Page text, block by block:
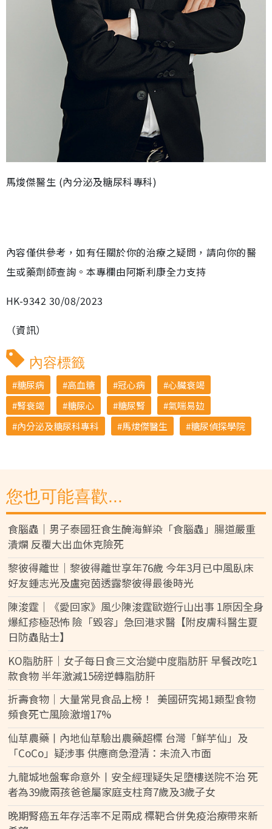
馬焌傑醫生 (內分泌及糖尿科專科)
內容僅供參考，如有任關於你的治療之疑問，請向你的醫
生或藥劑師查詢。本專欄由阿斯利康全力支持
HK-9342 30/08/2023
（資訊）
內容標籤
糖尿病 高血糖 冠心病
心臟衰竭
腎衰竭
糖尿心 糖尿腎
氣喘易攰
內分泌及糖尿科專科
馬焌傑醫生 糖尿偵探學院
您也可能喜歡...
食腦蟲｜男子泰國狂食生醃海鮮染「食腦蟲」腸道嚴重
潰爛 反覆大出血休克險死
黎彼得離世｜黎彼得離世享年76歲 今年3月已中風臥床
好友鍾志光及盧宛茵透露黎彼得最後時光
陳浚霆｜《愛回家》風少陳浚霆歐遊行山出事 1原因全身
爆紅疹極恐怖 險「毀容」急回港求醫【附皮膚科醫生夏
日防蟲貼士】
KO脂肪肝｜女子每日食三文治變中度脂肪肝 早餐改吃1
款食物 半年激減15磅逆轉脂肪肝
折壽食物｜大量常見食品上榜！ 美國研究揭1類型食物
頻食死亡風險激增17%
仙草農藥丨內地仙草驗出農藥超標 台灣「鮮芋仙」及
「CoCo」疑涉事 供應商急澄清：未流入市面
九龍城地盤奪命意外丨安全經理疑失足墮樓送院不治 死
者為39歲兩孩爸爸屬家庭支柱育7歲及3歲子女
晚期腎癌五年存活率不足兩成 標靶合併免疫治療帶來新